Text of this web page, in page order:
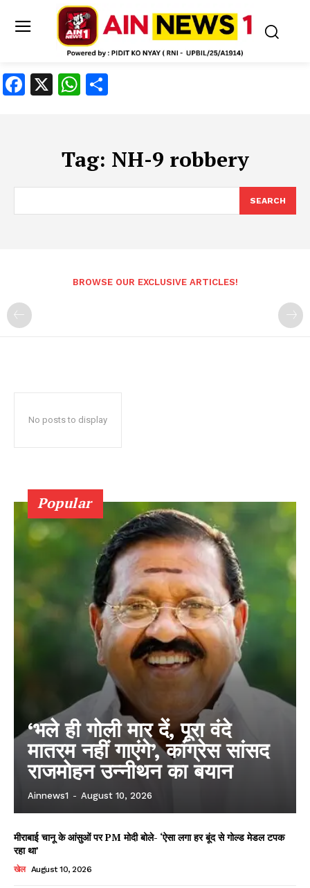
Facebook
X WhatsApp
Tag: NH-9 robbery
SEARCH
BROWSE OUR EXCLUSIVE ARTICLES!
No posts to display
Popular
‘भले ही गोली मार दें, पूरा वंदे
मातरम नहीं गाएंगे’, कांग्रेस सांसद
राजमोहन उन्नीथन का बयान
Ainnews1 - August 10, 2026
मीराबाई चानू के आंसुओं पर PM मोदी बोले- ‘ऐसा लगा हर बूंद से गोल्ड मेडल टपक
रहा था’
खेल August 10, 2026